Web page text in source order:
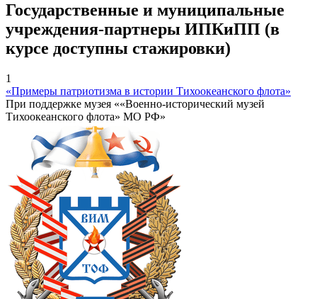
Государственные и муниципальные
учреждения-партнеры ИПКиПП (в
курсе доступны стажировки)
1
«Примеры патриотизма в истории Тихоокеанского флота»
При поддержке музея ««Военно-исторический музей
Тихоокеанского флота» МО РФ»